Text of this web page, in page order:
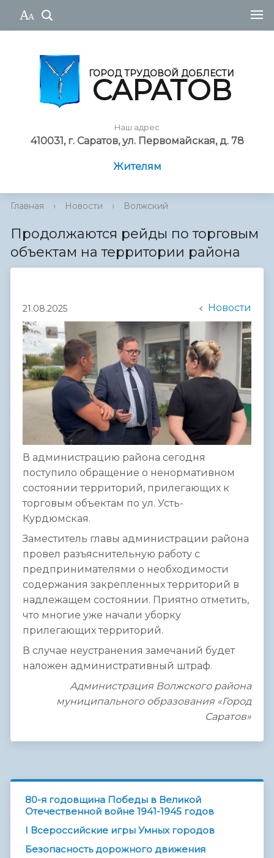
ГОРОД ТРУДОВОЙ ДОБЛЕСТИ
САРАТОВ
Наш адрес
410031, г. Саратов, ул. Первомайская, д. 78
Жителям
Главная › Новости › Волжский
Продолжаются рейды по торговым
объектам на территории района
21.08.2025 Новости
В администрацию района сегодня
поступило обращение о ненормативном
состоянии территорий, прилегающих к
торговым объектам по ул. Усть-
Курдюмская.
Заместитель главы администрации района
провел разъяснительную работу с
предпринимателями о необходимости
содержания закрепленных территорий в
надлежащем состоянии. Приятно отметить,
что многие уже начали уборку
прилегающих территорий.
В случае неустранения замечаний будет
наложен административный штраф.
Администрация Волжского района
муниципального образования «Город
Саратов»
80-я годовщина Победы в Великой
Отечественной войне 1941-1945 годов
I Всероссийские игры Умных городов
Безопасность дорожного движения